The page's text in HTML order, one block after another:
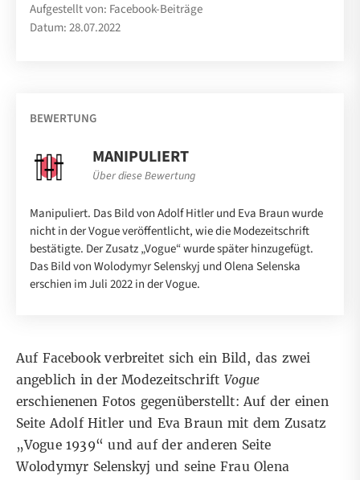
Aufgestellt von: Facebook-Beiträge
Datum: 28.07.2022
BEWERTUNG
MANIPULIERT
Über diese Bewertung
Manipuliert. Das Bild von Adolf Hitler und Eva Braun wurde
nicht in der Vogue veröffentlicht, wie die Modezeitschrift
bestätigte. Der Zusatz „Vogue“ wurde später hinzugefügt.
Das Bild von Wolodymyr Selenskyj und Olena Selenska
erschien im Juli 2022 in der Vogue.
Auf Facebook verbreitet sich ein Bild, das zwei
angeblich in der Modezeitschrift Vogue
erschienenen Fotos gegenüberstellt: Auf der einen
Seite Adolf Hitler und Eva Braun mit dem Zusatz
„Vogue 1939“ und auf der anderen Seite
Wolodymyr Selenskyj und seine Frau Olena